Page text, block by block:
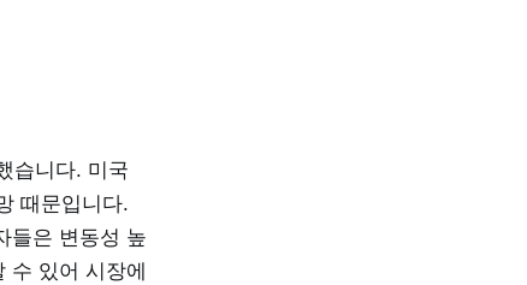
습니다. 미국
때문입니다.
들은 변동성 높
있어 시장에